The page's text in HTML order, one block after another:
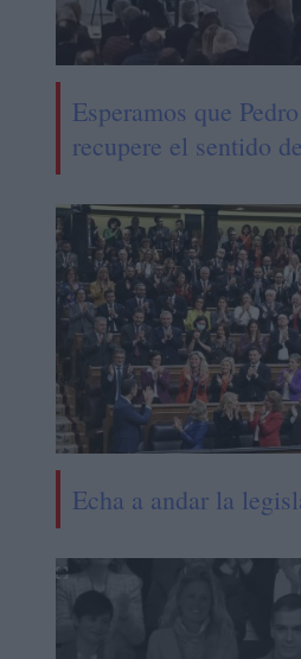
Esperamos que
recupere el sentido
Echa a andar la